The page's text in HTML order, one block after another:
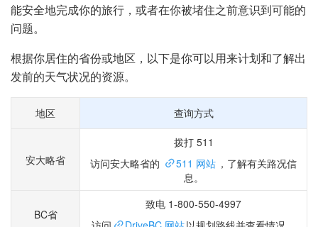
能安全地完成你的旅行，或者在你被堵住之前意识到可能的
问题。
根据你居住的省份或地区，以下是你可以用来计划和了解出
发前的天气状况的资源。
地区 查询方式
安大略省
拨打 511
访问安大略省的
511 网站 ，了解有关路况信
息。
BC省
致电 1-800-550-4997